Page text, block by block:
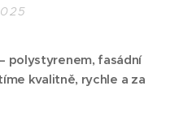
polystyrenem, fasádní
kvalitně, rychle a za